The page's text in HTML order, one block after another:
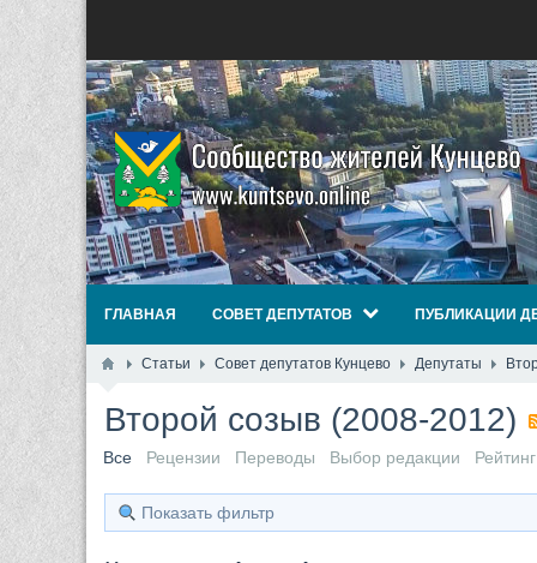
ГЛАВНАЯ СОВЕТ ДЕПУТАТОВ ПУБЛИКАЦИИ
Статьи Совет депутатов Кунцево Депутаты
Второй созыв (2008-2012)
Все Рецензии Переводы Выбор редакции Рейтинг
Показать фильтр